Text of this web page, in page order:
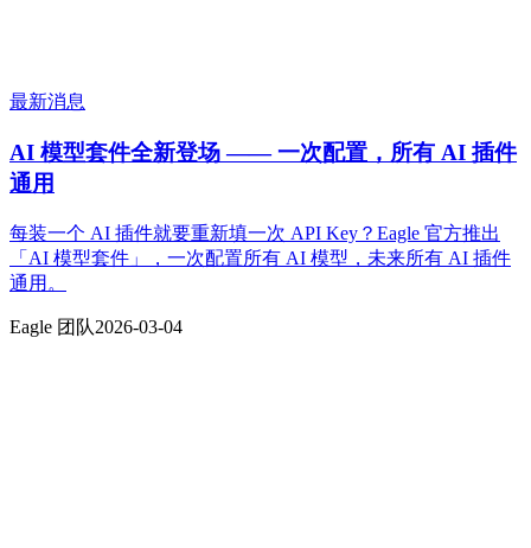
最新消息
AI 模型套件全新登场 —— 一次配置，所有 AI 插件
通用
每装一个 AI 插件就要重新填一次 API Key？Eagle 官方推出
「AI 模型套件」，一次配置所有 AI 模型，未来所有 AI 插件
通用。
Eagle 团队2026-03-04